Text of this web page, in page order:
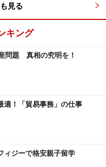
見る
キング
問題 真相の究明を！
適！「貿易事務」の仕事
ィジーで格安親子留学